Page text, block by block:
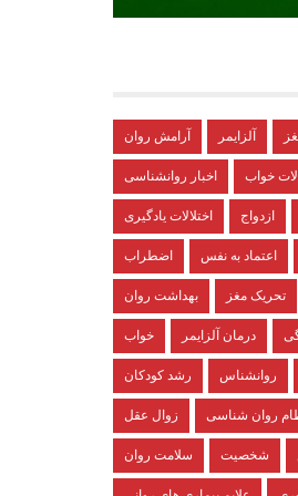
آرامش روان آلزایمر
اخبار روانشناسی خواب
اختلالات یادگیری ازدواج
اضطراب اعتماد به نفس
بهداشت روان تحریک مغز
خواب درمان آلزایمر
رشد کودکان روانشناس
زوال عقل روان شناسی
سلامت روان شخصیت